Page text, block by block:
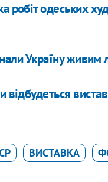
робіт одеських
Україну
відбудеться
ВИСТАВКА